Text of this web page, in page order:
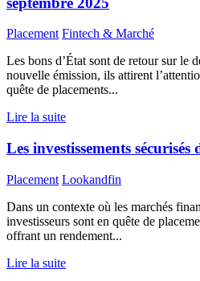
Placement Fintech & Marché
Les bons d’État sont de retour sur le
nouvelle émission, ils attirent
quête de placements...
Lire la suite
Les investissements
Placement Lookandfin
Dans un contexte où les marchés
investisseurs sont en quête de
offrant un rendement...
Lire la suite